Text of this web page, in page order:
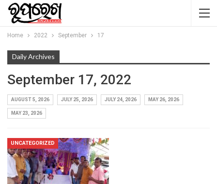
Home 2022 September 17
Daily Archives
September 17, 2022
AUGUST 5, 2026 JULY 25, 2026 JULY 24, 2026 MAY 26, 2026
MAY 23, 2026
UNCATEGORIZED